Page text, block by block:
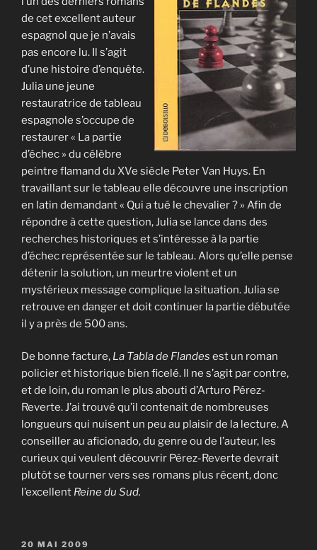
de cet excellent auteur
espagnol que je n’avais
pas encore lu. Il s’agit
d’une histoire d’enquête.
Julia une jeune
restauratrice de tableau
espagnole s’occupe de
restaurer « La partie
d’échec » du célèbre
peintre flamand du XVe siècle Peter Van Huys. En
travaillant sur le tableau elle découvre une inscription
en latin demandant « Qui a tué le chevalier ? » Afin de
répondre à cette question, Julia se lance dans des
recherches historiques et s’intéresse à la partie
d’échec représentée sur le tableau. Alors qu’elle pense
détenir la solution, un meurtre violent et un
mystérieux message complique la situation. Julia se
retrouve en danger et doit continuer la partie débutée
il y a près de 500 ans.
De bonne facture, La Tabla de Flandes est un roman
policier et historique bien ficelé. Il ne s’agit par contre,
et de loin, du roman le plus abouti d’Arturo Pérez-
Reverte. J’ai trouvé qu’il contenait de nombreuses
longueurs qui nuisent un peu au plaisir de la lecture. A
conseiller au aficionado, du genre ou de l’auteur, les
curieux qui veulent découvrir Pérez-Reverte devrait
plutôt se tourner vers ses romans plus récent, donc
l’excellent Reine du Sud.
PUBLIÉ
20 MAI 2009